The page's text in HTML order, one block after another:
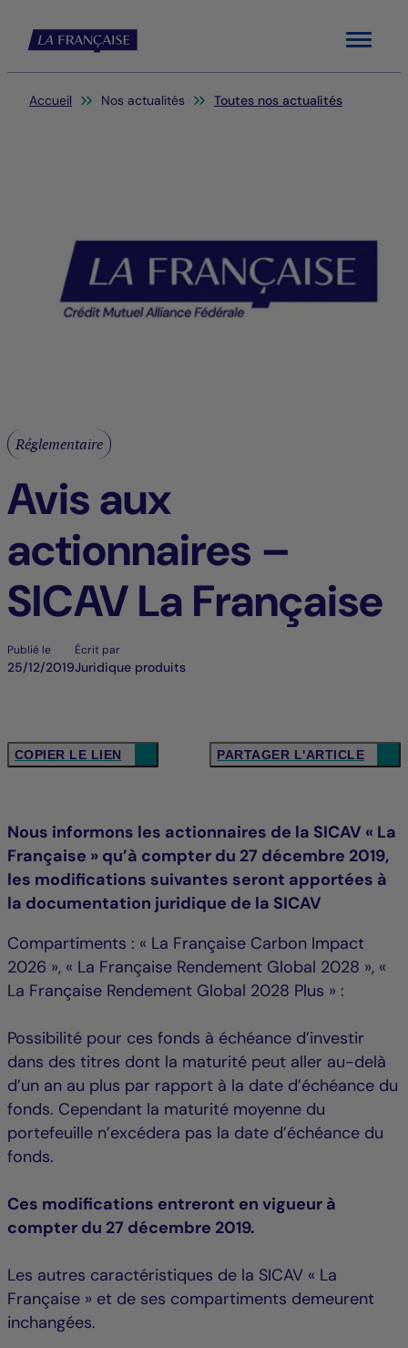
Menu
Vous êtes ici:
Accueil Nos actualités Toutes nos actualités
Réglementaire
Avis aux
actionnaires –
SICAV La Française
Publié le
25/12/2019
Écrit par
Juridique produits
COPIER LE LIEN PARTAGER L'ARTICLE
Nous informons les actionnaires de la SICAV « La
Française » qu’à compter du 27 décembre 2019,
les modifications suivantes seront apportées à
la documentation juridique de la SICAV
Compartiments : « La Française Carbon Impact
2026 », « La Française Rendement Global 2028 », «
La Française Rendement Global 2028 Plus » :
Possibilité pour ces fonds à échéance d’investir
dans des titres dont la maturité peut aller au-delà
d’un an au plus par rapport à la date d’échéance du
fonds. Cependant la maturité moyenne du
portefeuille n’excédera pas la date d’échéance du
fonds.
Ces modifications entreront en vigueur à
compter du 27 décembre 2019.
Les autres caractéristiques de la SICAV « La
Française » et de ses compartiments demeurent
inchangées.